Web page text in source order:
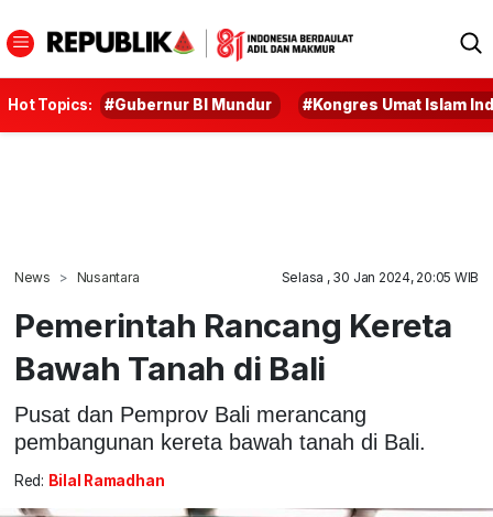
Hot Topics: #Gubernur BI Mundur #Kongres Umat Islam
News Nusantara Selasa , 30 Jan 2024, 20:05 WIB
Pemerintah Rancang Kereta
Bawah Tanah di Bali
Pusat dan Pemprov Bali merancang
pembangunan kereta bawah tanah di Bali.
Red: Bilal Ramadhan